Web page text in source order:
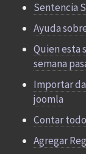
Sentencia
Ayuda
Quien esta
semana
Importar
joomla
Contar
Agregar